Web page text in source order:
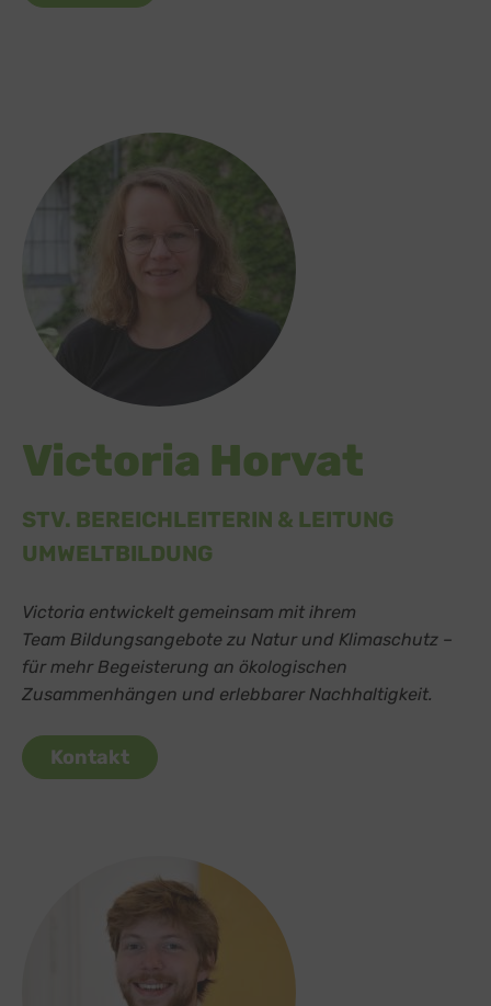
Victoria Horvat
STV. BEREICHLEITERIN & LEITUNG
UMWELTBILDUNG
Victoria entwickelt gemeinsam mit ihrem
Team Bildungsangebote zu Natur und Klimaschutz –
für mehr Begeisterung an ökologischen
Zusammenhängen und erlebbarer Nachhaltigkeit.
Kontakt